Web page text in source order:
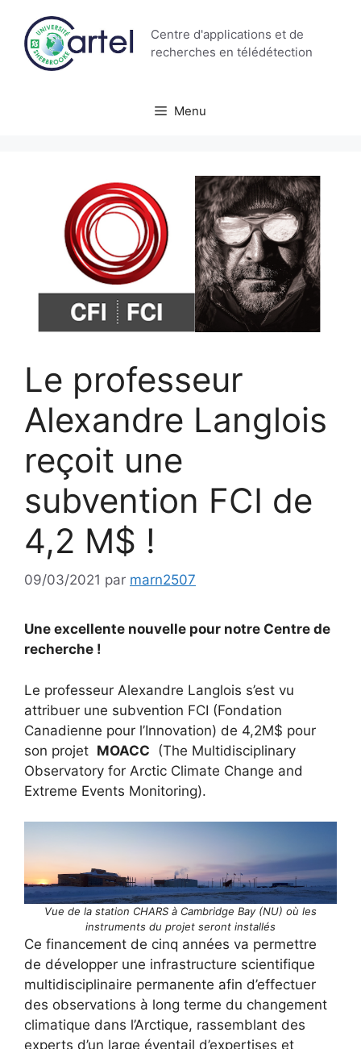
contenu
Centre d'applications et de
recherches en télédétection
Menu
Le professeur
Alexandre Langlois
reçoit une
subvention FCI de
4,2 M$ !
09/03/2021 par marn2507
Une excellente nouvelle pour notre Centre de
recherche !
Le professeur Alexandre Langlois s’est vu
attribuer une subvention FCI (Fondation
Canadienne pour l’Innovation) de 4,2M$ pour
son projet MOACC (The Multidisciplinary
Observatory for Arctic Climate Change and
Extreme Events Monitoring).
Vue de la station CHARS à Cambridge Bay (NU) où les
instruments du projet seront installés
Ce financement de cinq années va permettre
de développer une infrastructure scientifique
multidisciplinaire permanente afin d’effectuer
des observations à long terme du changement
climatique dans l’Arctique, rassemblant des
experts d’un large éventail d’expertises et